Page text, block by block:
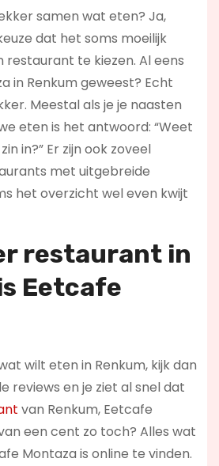
samen wat eten? Ja,
dat het soms moeilijk
restaurant te kiezen. Al eens
in Renkum geweest? Echt
Meestal als je je naasten
eten is het antwoord: “Weet
in?” Er zijn ook zoveel
met uitgebreide
het overzicht wel even kwijt
restaurant in
Eetcafe
wilt eten in Renkum, kijk dan
reviews en je ziet al snel dat
van Renkum, Eetcafe
een cent zo toch? Alles wat
Montaza is online te vinden.